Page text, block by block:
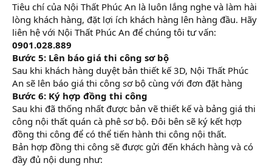
Tiêu chí của Nội Thất Phúc An là luôn lắng nghe và làm hài
lòng khách hàng, đặt lợi ích khách hàng lên hàng đầu. Hãy
liên hệ với Nội Thất Phúc An để chúng tôi tư vấn:
0901.028.889
Bước 5: Lên báo giá thi công sơ bộ
Sau khi khách hàng duyệt bản thiết kế 3D, Nội Thất Phúc
An sẽ lên báo giá thi công sơ bộ cùng với đơn đặt hàng
Bước 6: Ký hợp đồng thi công
Sau khi đã thống nhất được bản vẽ thiết kế và bảng giá thi
công nội thất quán cà phê sơ bộ. Đôi bên sẽ ký kết hợp
đồng thi công để có thể tiến hành thi công nội thất.
Bản hợp đồng thi công sẽ được gửi đến khách hàng và có
đầy đủ nội dung như: